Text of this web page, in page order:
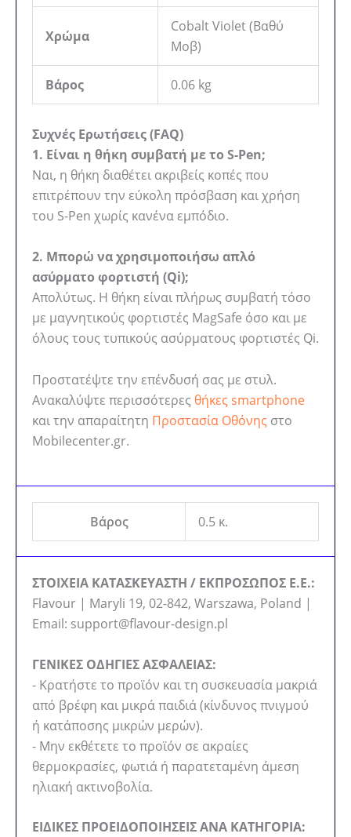
Χρώμα
Cobalt Violet (Βαθύ
Μοβ)
Βάρος 0.06 kg
Συχνές Ερωτήσεις (FAQ)
1. Είναι η θήκη συμβατή με το S-Pen;
Ναι, η θήκη διαθέτει ακριβείς κοπές που
επιτρέπουν την εύκολη πρόσβαση και χρήση
του S-Pen χωρίς κανένα εμπόδιο.
2. Μπορώ να χρησιμοποιήσω απλό
ασύρματο φορτιστή (Qi);
Απολύτως. Η θήκη είναι πλήρως συμβατή τόσο
με μαγνητικούς φορτιστές MagSafe όσο και με
όλους τους τυπικούς ασύρματους φορτιστές Qi.
Προστατέψτε την επένδυσή σας με στυλ.
Ανακαλύψτε περισσότερες θήκες smartphone
και την απαραίτητη Προστασία Οθόνης στο
Mobilecenter.gr.
Βάρος 0.5 κ.
ΣΤΟΙΧΕΙΑ ΚΑΤΑΣΚΕΥΑΣΤΗ / ΕΚΠΡΟΣΩΠΟΣ Ε.Ε.:
Flavour | Maryli 19, 02-842, Warszawa, Poland |
Email: support@flavour-design.pl
ΓΕΝΙΚΕΣ ΟΔΗΓΙΕΣ ΑΣΦΑΛΕΙΑΣ:
- Κρατήστε το προϊόν και τη συσκευασία μακριά
από βρέφη και μικρά παιδιά (κίνδυνος πνιγμού
ή κατάποσης μικρών μερών).
- Μην εκθέτετε το προϊόν σε ακραίες
θερμοκρασίες, φωτιά ή παρατεταμένη άμεση
ηλιακή ακτινοβολία.
ΕΙΔΙΚΕΣ ΠΡΟΕΙΔΟΠΟΙΗΣΕΙΣ ΑΝΑ ΚΑΤΗΓΟΡΙΑ: